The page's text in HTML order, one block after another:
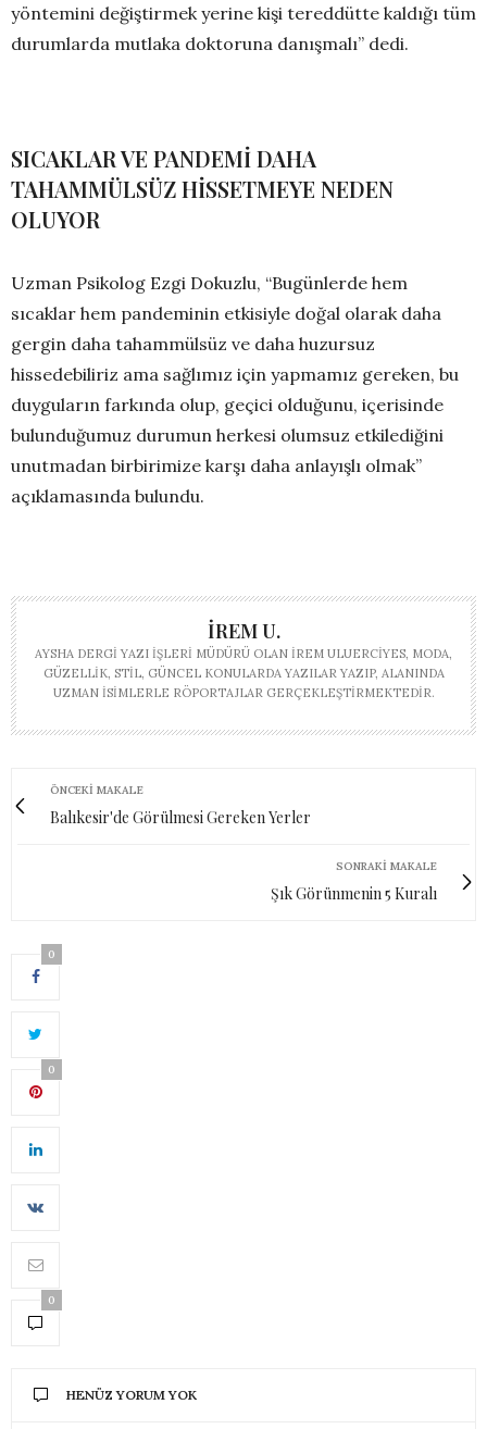
yöntemini değiştirmek yerine kişi tereddütte kaldığı tüm
durumlarda mutlaka doktoruna danışmalı” dedi.
SICAKLAR VE PANDEMİ DAHA
TAHAMMÜLSÜZ HİSSETMEYE NEDEN
OLUYOR
Uzman Psikolog Ezgi Dokuzlu, “Bugünlerde hem
sıcaklar hem pandeminin etkisiyle doğal olarak daha
gergin daha tahammülsüz ve daha huzursuz
hissedebiliriz ama sağlımız için yapmamız gereken, bu
duyguların farkında olup, geçici olduğunu, içerisinde
bulunduğumuz durumun herkesi olumsuz etkilediğini
unutmadan birbirimize karşı daha anlayışlı olmak”
açıklamasında bulundu.
İREM U.
AYSHA DERGI YAZI İŞLERI MÜDÜRÜ OLAN İREM ULUERCIYES, MODA,
GÜZELLIK, STIL, GÜNCEL KONULARDA YAZILAR YAZIP, ALANINDA
UZMAN ISIMLERLE RÖPORTAJLAR GERÇEKLEŞTIRMEKTEDIR.
ÖNCEKI MAKALE
Balıkesir'de Görülmesi Gereken Yerler
SONRAKI MAKALE
Şık Görünmenin 5 Kuralı
0
0
0
HENÜZ YORUM YOK